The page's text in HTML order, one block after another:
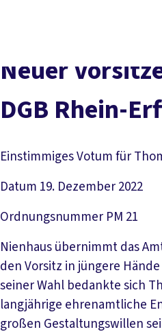
Neuer
DGB Rhein-
Einstimmiges Votum für
Datum 19. Dezember 2022
Ordnungsnummer PM 21
Nienhaus übernimmt das
den Vorsitz in jüngere
seiner Wahl bedankte sich
langjährige ehrenamtliche
großen Gestaltungswillen